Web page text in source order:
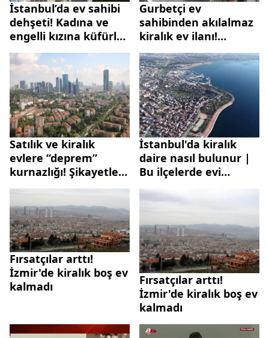
İstanbul’da ev sahibi
dehşeti! Kadına ve
engelli kızına küfürler
yağdırdı
Gurbetçi ev
sahibinden akılalmaz
kiralık ev ilanı!
Mahalle muhtarı bile
şaştı kaldı: Ne
soracaklarmış genel
kültür sorusu mu?
Satılık ve kiralık
evlere “deprem”
kurnazlığı! Şikayetler
peş peşe geliyor
İstanbul'da kiralık
daire nasıl bulunur |
Bu ilçelerde evi
olanlar dikkat!
Rakamlar iki katına
Fırsatçılar arttı!
İzmir'de kiralık boş ev
kalmadı
Fırsatçılar arttı!
İzmir'de kiralık boş ev
kalmadı